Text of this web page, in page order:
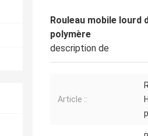
Rouleau mobile lourd
polymère
description de
Article ::